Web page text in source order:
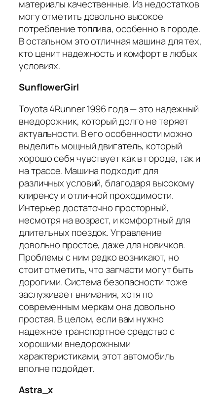
материалы качественные. Из недостатков
могу отметить довольно высокое
потребление топлива, особенно в городе.
В остальном это отличная машина для тех,
кто ценит надежность и комфорт в любых
условиях.
SunflowerGirl
Toyota 4Runner 1996 года — это надежный
внедорожник, который долго не теряет
актуальности. В его особенности можно
выделить мощный двигатель, который
хорошо себя чувствует как в городе, так и
на трассе. Машина подходит для
различных условий, благодаря высокому
клиренсу и отличной проходимости.
Интерьер достаточно просторный,
несмотря на возраст, и комфортный для
длительных поездок. Управление
довольно простое, даже для новичков.
Проблемы с ним редко возникают, но
стоит отметить, что запчасти могут быть
дорогими. Система безопасности тоже
заслуживает внимания, хотя по
современным меркам она довольно
простая. В целом, если вам нужно
надежное транспортное средство с
хорошими внедорожными
характеристиками, этот автомобиль
вполне подойдет.
Astra_x